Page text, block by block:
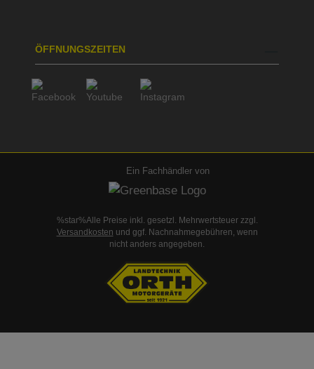
ÖFFNUNGSZEITEN
Ein Fachhändler von
%star%Alle Preise inkl. gesetzl. Mehrwertsteuer zzgl.
Versandkosten und ggf. Nachnahmegebühren, wenn
nicht anders angegeben.